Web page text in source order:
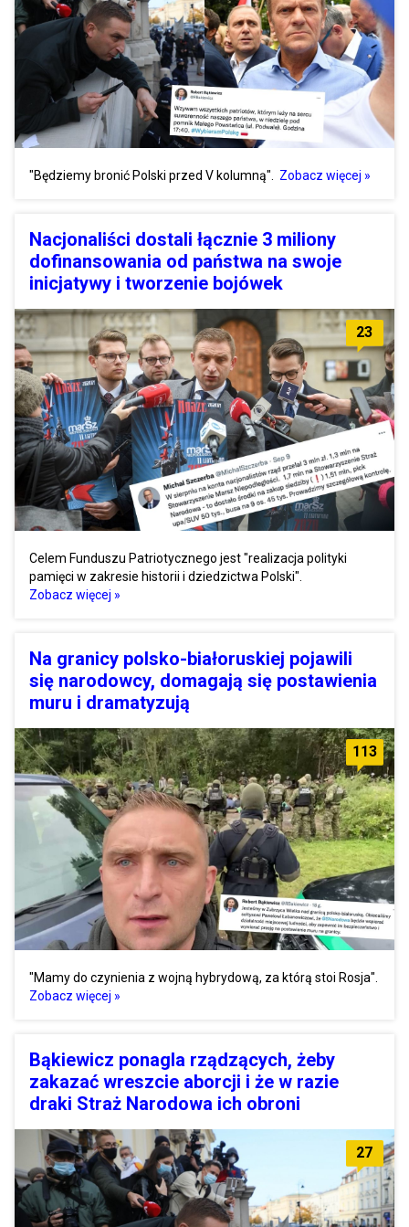
"Będziemy bronić Polski przed V kolumną". Zobacz więcej »
Nacjonaliści dostali łącznie 3 miliony
dofinansowania od państwa na swoje
inicjatywy i tworzenie bojówek
23
Celem Funduszu Patriotycznego jest "realizacja polityki
pamięci w zakresie historii i dziedzictwa Polski".
Zobacz więcej »
Na granicy polsko-białoruskiej pojawili
się narodowcy, domagają się postawienia
muru i dramatyzują
113
"Mamy do czynienia z wojną hybrydową, za którą stoi Rosja".
Zobacz więcej »
Bąkiewicz ponagla rządzących, żeby
zakazać wreszcie aborcji i że w razie
draki Straż Narodowa ich obroni
27